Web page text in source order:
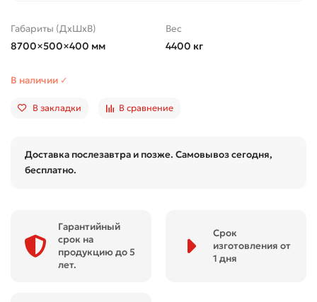
Габариты (ДхШхВ)
8700×500×400 мм
Вес
4400 кг
В наличии ✓
В закладки В сравнение
Доставка послезавтра и позже. Самовывоз сегодня,
бесплатно.
Гарантийный
срок на
продукцию до 5
лет.
Срок
изготовления от
1 дня